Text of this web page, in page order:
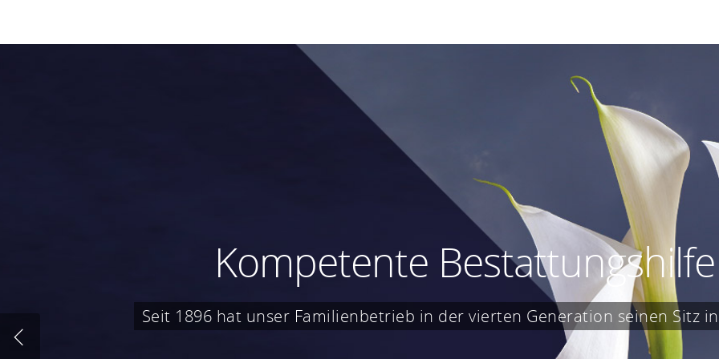
Kompetente
Seit 1896 hat unser Familienbetrieb in der vierten Generation seinen Sitz
Kompetente
Seit 1896 hat unser Familienbetrieb in der vierten Generation seinen Sitz